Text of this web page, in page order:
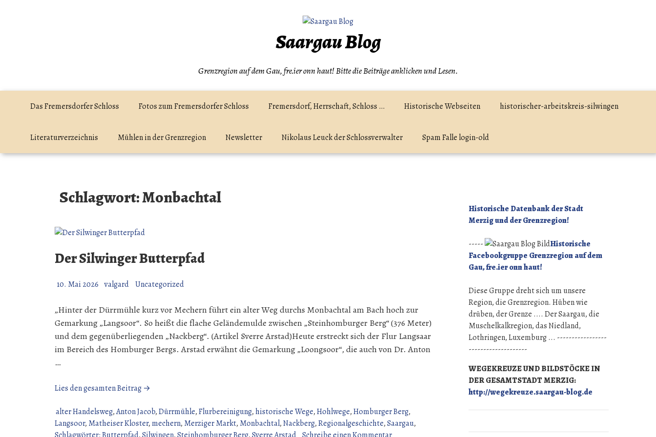
Saargau Blog
Grenzregion auf dem Gau, fre.ier onn haut! Bitte die Beiträge anklicken und Lesen.
Das Fremersdorfer Schloss Fotos zum Fremersdorfer Schloss Fremersdorf, Herrschaft, Schloss … Historische Webseiten historischer-arbeitskreis-silwingen
Literaturverzeichnis Mühlen in der Grenzregion Newsletter Nikolaus Leuck der Schlossverwalter Spam Falle login-old
Schlagwort:Monbachtal
Der Silwinger Butterpfad
10. Mai 2026 valgard Uncategorized
„Hinter der Dürrmühle kurz vor Mechern führt ein alter Weg durchs Monbachtal am Bach hoch zur
Gemarkung „Langsoor“. So heißt die flache Geländemulde zwischen „Steinhomburger Berg“ (376 Meter)
und dem gegenüberliegenden „Nackberg“. (Artikel Sverre Arstad)Heute erstreckt sich der Flur Langsaar
im Bereich des Homburger Bergs. Arstad erwähnt die Gemarkung „Loongsoor“, die auch von Dr. Anton
…
Lies den gesamten Beitrag →
Butterpfad“
alter Handelsweg,Anton Jacob,Dürrmühle,Flurbereinigung, historische Wege,Hohlwege,Homburger Berg,
Langsoor, Matheiser Kloster,mechern, Merziger Markt, Monbachtal,Nackberg,Regionalgeschichte,Saargau,
zu
Historische Datenbank der Stadt
Merzig und der Grenzregion!
-----
Historische
Facebookgruppe Grenzregion auf dem
Gau, fre.ier onn haut!
Diese Gruppe dreht sich um unsere
Region, die Grenzregion. Hüben wie
drüben, der Grenze .... Der Saargau, die
Muschelkalkregion, das Niedland,
Lothringen, Luxemburg ... -----------------
--------------------
WEGEKREUZE UND BILDSTÖCKE IN
DER GESAMTSTADT MERZIG:
http://wegekreuze.saargau-blog.de